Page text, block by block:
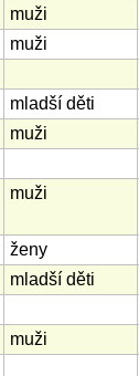
muži
muži
mladší děti
muži
muži
ženy
mladší děti
muži